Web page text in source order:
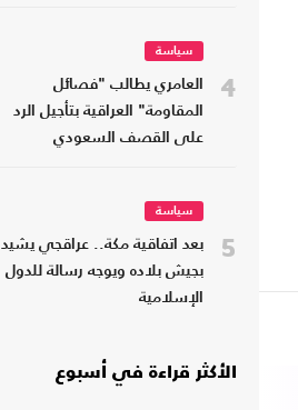
4
سياسة
العامري يطالب "فصائل
المقاومة" العراقية بتأجيل الرد
على القصف السعودي
5
سياسة
بعد اتفاقية مكة.. عراقجي يشيد
بجيش بلاده ويوجه رسالة للدول
الإسلامية
الأكثر قراءة في أسبوع